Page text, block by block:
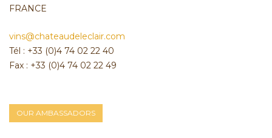
FRANCE
vins@chateaudeleclair.com
Tél : +33 (0)4 74 02 22 40
Fax : +33 (0)4 74 02 22 49
OUR AMBASSADORS